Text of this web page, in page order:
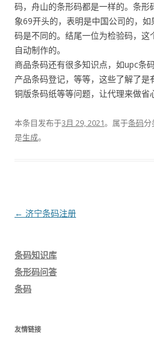
码，舟山的条形码都是一样的。条形
象69开头的，表明是中国公司的，
码是不同的。结尾一位为检验码，这
自动制作的。
商品条码还有很多知识点，如upc条
产品条码登记，等等，这些了解了是
铜版条码纸等等问题，让代理来做省
本条目发布于3月 29, 2021。属于条码分
是生成。
文
← 济宁条码注册
条码知识库
条形码问答
条码
友情链接